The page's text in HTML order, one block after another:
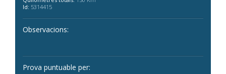
Id: 5314415
Observacions:
Prova puntuable per: